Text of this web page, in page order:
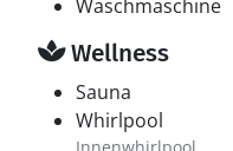
Waschmaschine
Wellness
Sauna
Whirlpool